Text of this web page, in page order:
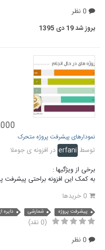
بروز شد19 دی 1395
نمودارهای پیشرفت پروژه متحرک
توسط erfani در افزونه ی جوملا
برخی از ویژگیها :
به کمک این افزونه براحتی پیشرفت
پیشرفت پروژه شمارشی دایره
(0 نقد)